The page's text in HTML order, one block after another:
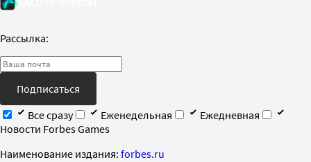
Рассылка:
Подписаться
Все сразу
Еженедельная
Ежедневная
Новости Forbes Games
Наименование издания: forbes.ru